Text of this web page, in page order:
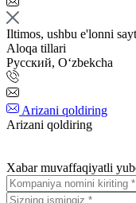
Iltimos, ushbu e'lonni
Aloqa tillari
Русский, Oʻzbekcha
Arizani qoldiring
Arizani qoldiring
Xabar muvaffaqiyatli